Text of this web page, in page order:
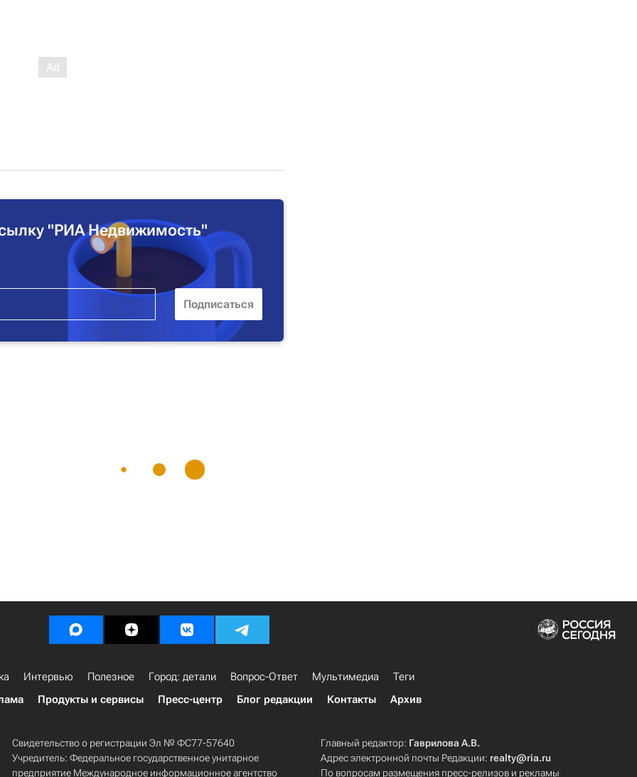
"РИА Недвижимость"
Интервью Полезное Город: детали Вопрос-Ответ Мультимедиа
Теги
Продукты и сервисы Пресс-центр Блог редакции Контакты Архив
Свидетельство о регистрации Эл № ФС77-57640
Учредитель: Федеральное государственное унитарное
предприятие Международное информационное агентство
Главный редактор: Гаврилова А.В.
Адрес электронной почты Редакции: realty@ria.ru
По вопросам размещения пресс-релизов и рекламы